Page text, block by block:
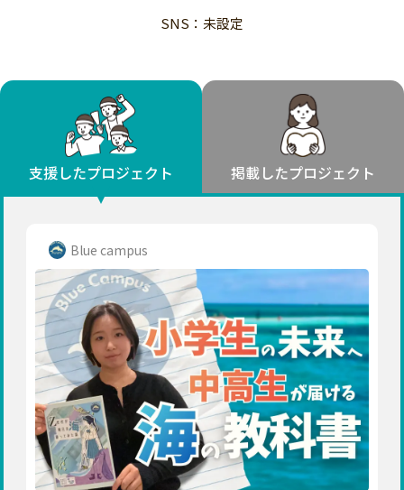
子ども・教育
フード・農業
文化
環境・エシカル
人権・マイノリティ
社会貢献
地域からさがす 北海道・東北
北海道
宮城
秋田
山形
福島
関東
茨城
栃木
群馬
北海道 青森 岩手 宮城
秋田
福島
茨城 栃木 群馬
千葉
東京
神奈川
新潟 富山 石川
長野
岐阜 静岡 愛知
近畿
三重 滋賀 京都 大阪
兵庫
奈良
和歌山
中国
鳥取 島根 岡山 広島 山口
四国
徳島 香川 愛媛 高知
九州・沖縄
SNS：未設定
支援したプロジェクト 掲載したプロジェクト
Blue campus